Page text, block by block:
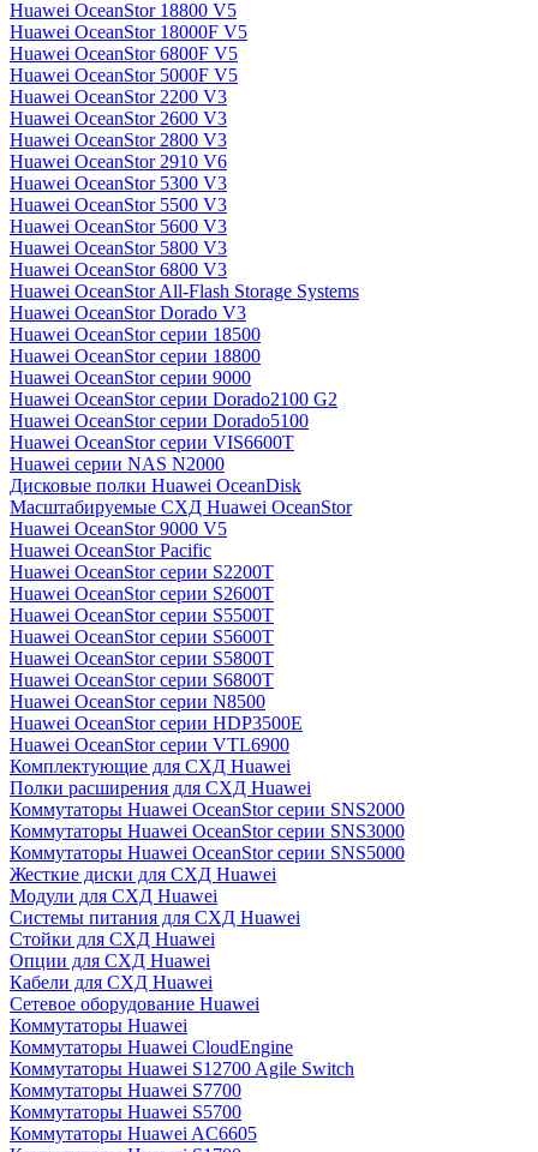
Huawei OceanStor 18800 V5
Huawei OceanStor 18000F V5
Huawei OceanStor 6800F V5
Huawei OceanStor 5000F V5
Huawei OceanStor 2200 V3
Huawei OceanStor 2600 V3
Huawei OceanStor 2800 V3
Huawei OceanStor 2910 V6
Huawei OceanStor 5300 V3
Huawei OceanStor 5500 V3
Huawei OceanStor 5600 V3
Huawei OceanStor 5800 V3
Huawei OceanStor 6800 V3
Huawei OceanStor All-Flash Storage Systems
Huawei OceanStor Dorado V3
Huawei OceanStor серии 18500
Huawei OceanStor серии 18800
Huawei OceanStor серии 9000
Huawei OceanStor серии Dorado2100 G2
Huawei OceanStor серии Dorado5100
Huawei OceanStor серии VIS6600T
Huawei серии NAS N2000
Дисковые полки Huawei OceanDisk
Масштабируемые СХД Huawei OceanStor
Huawei OceanStor 9000 V5
Huawei OceanStor Pacific
Huawei OceanStor серии S2200T
Huawei OceanStor серии S2600T
Huawei OceanStor серии S5500T
Huawei OceanStor серии S5600T
Huawei OceanStor серии S5800T
Huawei OceanStor серии S6800T
Huawei OceanStor серии N8500
Huawei OceanStor серии HDP3500E
Huawei OceanStor серии VTL6900
Комплектующие для СХД Huawei
Полки расширения для СХД Huawei
Коммутаторы Huawei OceanStor серии SNS2000
Коммутаторы Huawei OceanStor серии SNS3000
Коммутаторы Huawei OceanStor серии SNS5000
Жесткие диски для СХД Huawei
Модули для СХД Huawei
Системы питания для СХД Huawei
Стойки для СХД Huawei
Опции для СХД Huawei
Кабели для СХД Huawei
Сетевое оборудование Huawei
Коммутаторы Huawei
Коммутаторы Huawei CloudEngine
Коммутаторы Huawei S12700 Agile Switch
Коммутаторы Huawei S7700
Коммутаторы Huawei S5700
Коммутаторы Huawei AC6605